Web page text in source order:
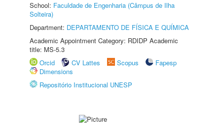
School: Faculdade de Engenharia (Câmpus de Ilha
Solteira)
Department: DEPARTAMENTO DE FÍSICA E QUÍMICA
Academic Appointment Category: RDIDP Academic
title: MS-5.3
Orcid
CV Lattes Scopus
Fapesp
Dimensions
Repositório Institucional UNESP